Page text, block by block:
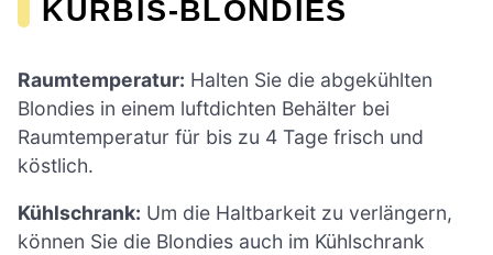
KÜRBIS-BLONDIES
Raumtemperatur: Halten Sie die abgekühlten
Blondies in einem luftdichten Behälter bei
Raumtemperatur für bis zu 4 Tage frisch und
köstlich.
Kühlschrank: Um die Haltbarkeit zu verlängern,
können Sie die Blondies auch im Kühlschrank